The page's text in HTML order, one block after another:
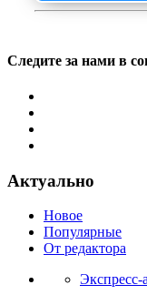
Следите за нами в
Актуально
Новое
Популярные
От редактора
Экспресс-